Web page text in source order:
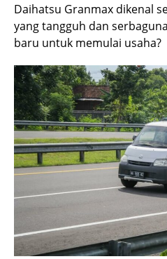
Daihatsu Granmax dikenal
yang tangguh dan
baru untuk memulai usaha?